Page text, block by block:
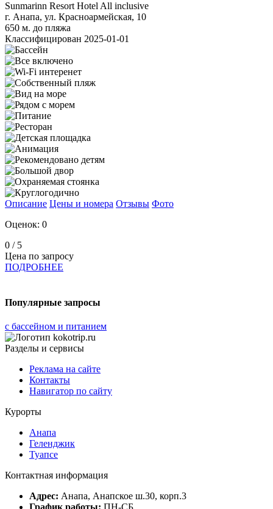
Sunmarinn Resort Hotel All inclusive
г. Анапа, ул. Красноармейская, 10
650 м. до пляжа
Классифицирован 2025-01-01
Описание Цены и номера Отзывы Фото
Оценок: 0
0 / 5
Цена по запросу
ПОДРОБНЕЕ
Популярные запросы
с бассейном и питанием
Разделы и сервисы
Реклама на сайте
Контакты
Навигатор по сайту
Курорты
Анапа
Геленджик
Туапсе
Контактная информация
Адрес: Анапа, Анапское ш.30, корп.3
График работы: ПН-СБ